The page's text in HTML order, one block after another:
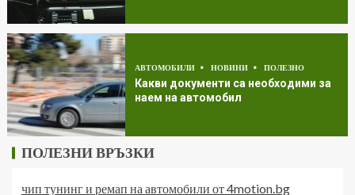
АВТОМОБИЛИ НОВИНИ ПОЛЕЗНО
Какви документи са необходими за
наем на автомобил
ПОЛЕЗНИ ВРЪЗКИ
чип тунинг и ремап на автомобили от 4motion.bg